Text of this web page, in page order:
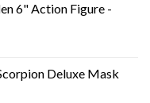
6" Action Figure -
Deluxe Mask